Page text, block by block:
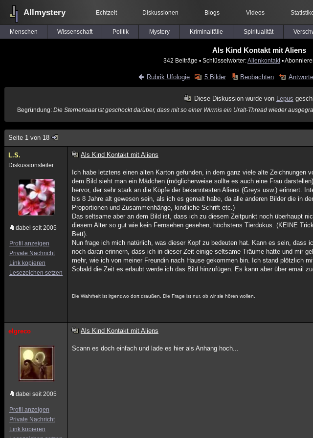
Allmystery Echtzeit Diskussionen Blogs Videos
Menschen Wissenschaft Politik Mystery Kriminalfälle Spiritualität
Als Kind Kontakt mit Aliens
342 Beiträge ▪ Schlüsselwörter:Alienkontakt ▪
Rubrik Ufologie 5 Bilder Beobachten
Diese Diskussion wurde von Lepus
Begründung: Die Sternensaat ist geschockt darüber, dass mit so einer Wirrnis ein Uralt-Thread wieder
Seite 1 von 18
L.S.
Diskussionsleiter
dabei seit 2005
Profil anzeigen
Private Nachricht
Link kopieren
Lesezeichen setzen
Als Kind Kontakt mit Aliens
Ich habe letztens einen alten Karton gefunden, in dem ganz viele alte Zeichnungen
dem Bild sieht man ein Mädchen (möglicherweise sollte es auch eine Frau
hervor, der sehr stark an die Köpfe der bekanntesten Aliens (Greys usw.) erinnert.
bis 8 Jahre alt gewesen sein, als ich es gemalt habe, da alle anderen Bilder die in
Proportionen und Zusammenhänge, kindliche Schrift etc.)
Das seltsame aber an dem Bild ist, dass ich zu diesem Zeitpunkt noch überhaupt
diesem Alter so gut wie kein Fernsehen gesehen, höchstens Tierdokus. (KEINE
Bett).
Nun frage ich mich natürlich, was dieser Kopf zu bedeuten hat. Kann es sein, dass
noch daran erinnern, dass ich in dieser Zeit einige seltsame Träume hatte und mir
mehr, wie ich von meiner Freundin nach Hause gekommen bin. Ich stand plötzlich
Sobald die Zeit es erlaubt werde ich das Bild hinzufügen. Es kann aber über email
Die Wahrheit ist irgendwo dort draußen. Die Frage ist nur, ob wir sie hören wollen.
elgreco
dabei seit 2005
Profil anzeigen
Private Nachricht
Link kopieren
Als Kind Kontakt mit Aliens
Scann es doch einfach und lade es hier als Anhang hoch...